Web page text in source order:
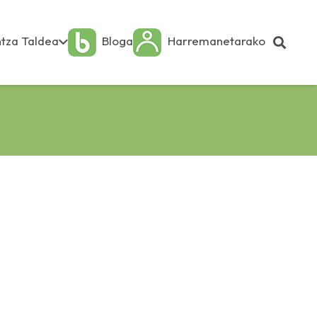
Taldea Bloga Harremanetarako